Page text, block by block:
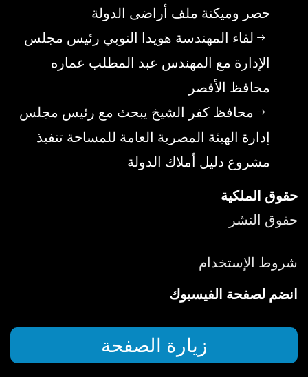
حصر وميكنة ملف أراضى الدولة
لقاء المهندسة هويدا النوبي رئيس مجلس
الإدارة مع المهندس عبد المطلب عماره
محافظ الأقصر
محافظ كفر الشيخ يبحث مع رئيس مجلس
إدارة الهيئة المصرية العامة للمساحة تنفيذ
مشروع دليل أملاك الدولة
حقوق الملكية
حقوق النشر
شروط الإستخدام
انضم لصفحة الفيسبوك
زيارة الصفحة